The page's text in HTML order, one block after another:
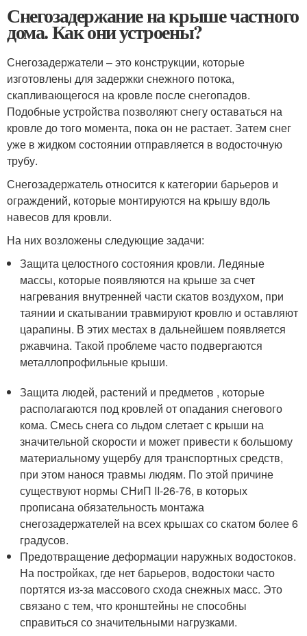
Снегозадержание на крыше частного
дома. Как они устроены?
Снегозадержатели – это конструкции, которые
изготовлены для задержки снежного потока,
скапливающегося на кровле после снегопадов.
Подобные устройства позволяют снегу оставаться на
кровле до того момента, пока он не растает. Затем снег
уже в жидком состоянии отправляется в водосточную
трубу.
Снегозадержатель относится к категории барьеров и
ограждений, которые монтируются на крышу вдоль
навесов для кровли.
На них возложены следующие задачи:
Защита целостного состояния кровли. Ледяные
массы, которые появляются на крыше за счет
нагревания внутренней части скатов воздухом, при
таянии и скатывании травмируют кровлю и оставляют
царапины. В этих местах в дальнейшем появляется
ржавчина. Такой проблеме часто подвергаются
металлопрофильные крыши.
Защита людей, растений и предметов , которые
располагаются под кровлей от опадания снегового
кома. Смесь снега со льдом слетает с крыши на
значительной скорости и может привести к большому
материальному ущербу для транспортных средств,
при этом нанося травмы людям. По этой причине
существуют нормы СНиП II-26-76, в которых
прописана обязательность монтажа
снегозадержателей на всех крышах со скатом более 6
градусов.
Предотвращение деформации наружных водостоков.
На постройках, где нет барьеров, водостоки часто
портятся из-за массового схода снежных масс. Это
связано с тем, что кронштейны не способны
справиться со значительными нагрузками.